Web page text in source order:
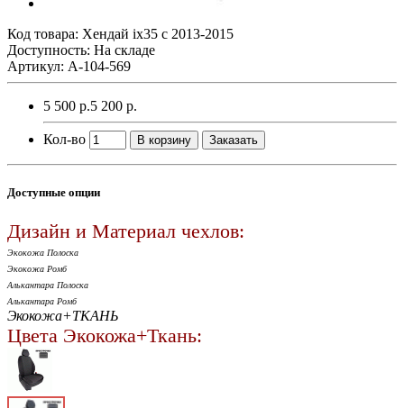
Код товара: Хендай ix35 с 2013-2015
Доступность: На складе
Артикул: A-104-569
5 500 р.5 200 р.
Кол-во В корзину Заказать
Доступные опции
Дизайн и Материал чехлов:
Экокожа Полоска
Экокожа Ромб
Алькантара Полоска
Алькантара Ромб
Экокожа+ТКАНЬ
Цвета Экокожа+Ткань: